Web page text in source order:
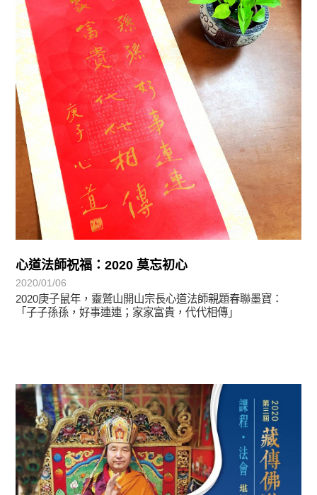
心道法師祝福：2020 莫忘初心
2020/01/06
2020庚子鼠年，靈鷲山開山宗長心道法師親題春聯墨寶：
「子子孫孫，好事連連；家家富貴，代代相傳」